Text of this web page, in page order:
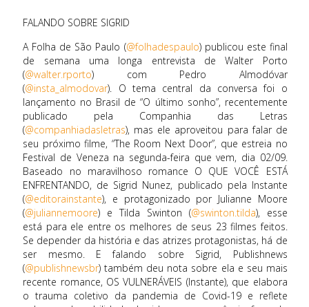
FALANDO SOBRE SIGRID
A Folha de São Paulo (@folhadespaulo) publicou este final
de semana uma longa entrevista de Walter Porto
(@walter.rporto) com Pedro Almodóvar
(@insta_almodovar). O tema central da conversa foi o
lançamento no Brasil de “O último sonho”, recentemente
publicado pela Companhia das Letras
(@companhiadasletras), mas ele aproveitou para falar de
seu próximo filme, “The Room Next Door”, que estreia no
Festival de Veneza na segunda-feira que vem, dia 02/09.
Baseado no maravilhoso romance O QUE VOCÊ ESTÁ
ENFRENTANDO, de Sigrid Nunez, publicado pela Instante
(@editorainstante), e protagonizado por Julianne Moore
(@juliannemoore) e Tilda Swinton (@swinton.tilda), esse
está para ele entre os melhores de seus 23 filmes feitos.
Se depender da história e das atrizes protagonistas, há de
ser mesmo. E falando sobre Sigrid, Publishnews
(@publishnewsbr) também deu nota sobre ela e seu mais
recente romance, OS VULNERÁVEIS (Instante), que elabora
o trauma coletivo da pandemia de Covid-19 e reflete